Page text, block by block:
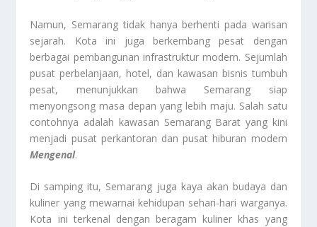
Namun, Semarang tidak hanya berhenti pada warisan
sejarah. Kota ini juga berkembang pesat dengan
berbagai pembangunan infrastruktur modern. Sejumlah
pusat perbelanjaan, hotel, dan kawasan bisnis tumbuh
pesat, menunjukkan bahwa Semarang siap
menyongsong masa depan yang lebih maju. Salah satu
contohnya adalah kawasan Semarang Barat yang kini
menjadi pusat perkantoran dan pusat hiburan modern
Mengenal.
Di samping itu, Semarang juga kaya akan budaya dan
kuliner yang mewarnai kehidupan sehari-hari warganya.
Kota ini terkenal dengan beragam kuliner khas yang